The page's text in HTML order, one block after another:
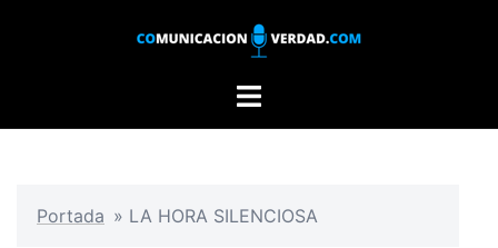
Alternar
Portada » LA HORA SILENCIOSA